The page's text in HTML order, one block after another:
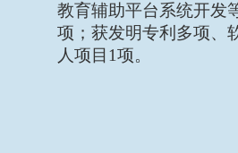
教育辅助平台系统开发
项；获发明专利多项、
人项目 1项。